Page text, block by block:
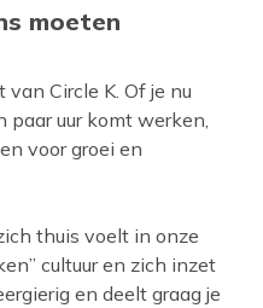
moeten
Circle K. Of je nu
paar uur komt werken,
voor groei en
thuis voelt in onze
cultuur en zich inzet
en deelt graag je